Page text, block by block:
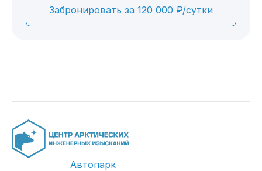
Забронировать за 120 000 ₽/сутки
Автопарк